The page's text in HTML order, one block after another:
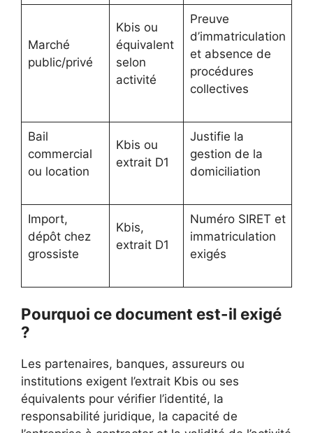
Marché
public/privé
Kbis ou
équivalent
selon
activité
Preuve
d’immatriculation
et absence de
procédures
collectives
Bail
commercial
ou location
Kbis ou
extrait D1
Justifie la
gestion de la
domiciliation
Import,
dépôt chez
grossiste
Kbis,
extrait D1
Numéro SIRET et
immatriculation
exigés
Pourquoi ce document est-il exigé
?
Les partenaires, banques, assureurs ou
institutions exigent l’extrait Kbis ou ses
équivalents pour vérifier l’identité, la
responsabilité juridique, la capacité de